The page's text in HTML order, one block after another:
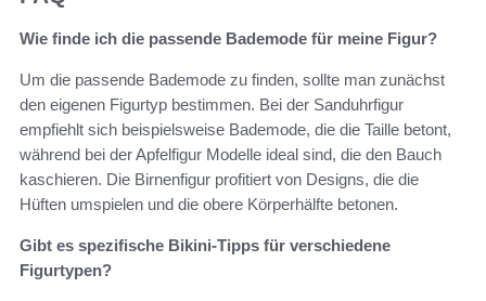
Wie finde ich die passende Bademode für meine Figur?
Um die passende Bademode zu finden, sollte man zunächst
den eigenen Figurtyp bestimmen. Bei der Sanduhrfigur
empfiehlt sich beispielsweise Bademode, die die Taille betont,
während bei der Apfelfigur Modelle ideal sind, die den Bauch
kaschieren. Die Birnenfigur profitiert von Designs, die die
Hüften umspielen und die obere Körperhälfte betonen.
Gibt es spezifische Bikini-Tipps für verschiedene
Figurtypen?